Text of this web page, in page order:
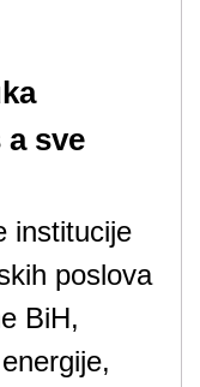
sve
institucije
poslova
BiH,